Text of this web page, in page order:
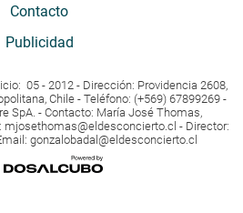
Contacto
Publicidad
05 - 2012 - Dirección: Providencia 2608,
Chile - Teléfono: (+569) 67899269 -
SpA. - Contacto: María José Thomas,
mjosethomas@eldesconcierto.cl - Director:
gonzalobadal@eldesconcierto.cl